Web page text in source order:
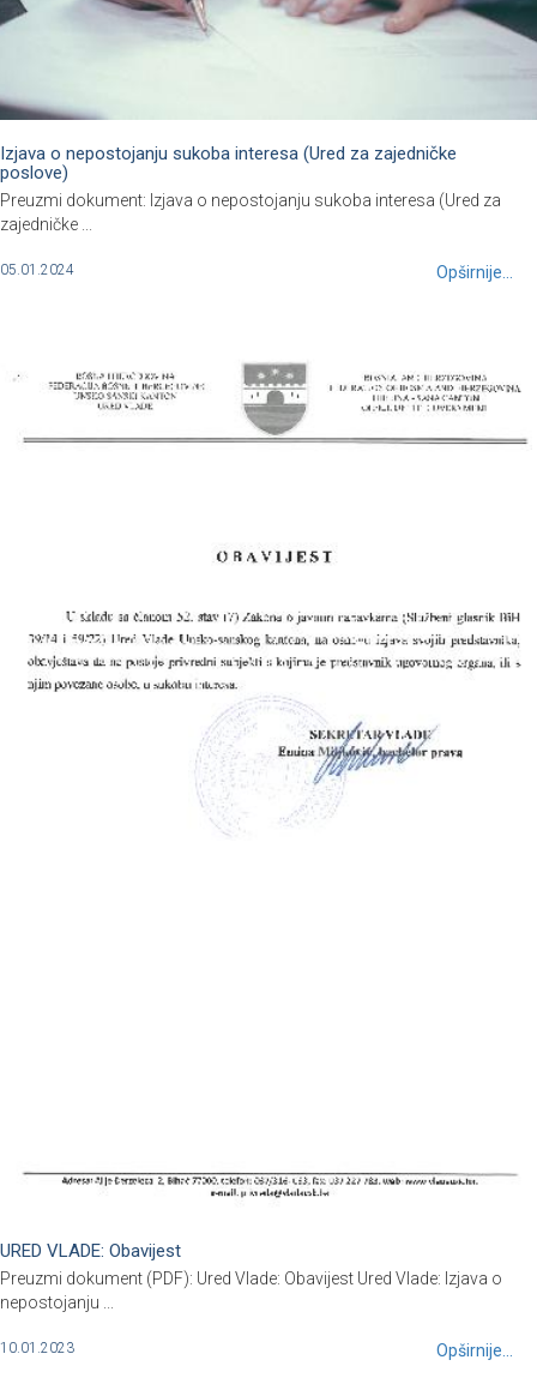
Izjava o nepostojanju sukoba interesa (Ured za zajedničke
poslove)
Preuzmi dokument: Izjava o nepostojanju sukoba interesa (Ured za
zajedničke ...
05.01.2024 Opširnije...
URED VLADE: Obavijest
Preuzmi dokument (PDF): Ured Vlade: Obavijest Ured Vlade: Izjava o
nepostojanju ...
10.01.2023 Opširnije...